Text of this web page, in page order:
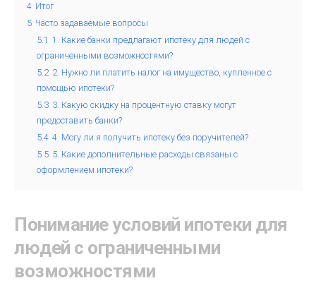
4 Итог
5 Часто задаваемые вопросы
5.1 1. Какие банки предлагают ипотеку для людей с
ограниченными возможностями?
5.2 2. Нужно ли платить налог на имущество, купленное с
помощью ипотеки?
5.3 3. Какую скидку на процентную ставку могут
предоставить банки?
5.4 4. Могу ли я получить ипотеку без поручителей?
5.5 5. Какие дополнительные расходы связаны с
оформлением ипотеки?
Понимание условий ипотеки для
людей с ограниченными
возможностями